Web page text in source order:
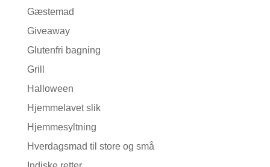
Gæstemad
Giveaway
Glutenfri bagning
Grill
Halloween
Hjemmelavet slik
Hjemmesyltning
Hverdagsmad til store og små